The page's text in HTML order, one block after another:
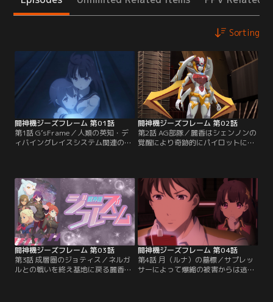
Sorting
闘神機ジーズフレーム 第01話
第1話 G’sFrame／人類の英知・デ
ィバイングレイスシステム関連のす
界中の遺跡から発掘された古代ロボ
ット兵器“G’sフレーム”を操れるバ
リアントを持つ少女だった。主人
公・南宮麗香は、ネルガルとの戦闘
で行方不明となった第1次AG部隊所
属の…。【提供：バンダイチャンネ
ル】
闘神機ジーズフレーム 第02話
第2話 AG部隊／麗香はシェンノンの
覚醒により奇跡的にパイロットに選
ェンノンはまったく起動せず麗香は
乗り込む事さえできない。夢と希望
を持って厳しい適性試験に合格した
美咲やアルヘナもハードな肉体訓練
に戸惑う。【提供：バンダイチャン
ネル】
闘神機ジーズフレーム 第03話
第3話 成層圏のジョティス／ネルガ
ルとの戦いを終え基地に戻る麗香た
闘神機ジーズフレーム 第04話
第4話 月（ルナ）の墓標／サプレッ
サーによって爆縮の被害からは逃れ